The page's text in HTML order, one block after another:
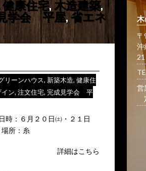
健康住宅,木造建築,
学会 平屋,省エネ
リーンハウス, 新築木造,健康住
イン,注文住宅,完成見学会 平
時：６月２０日㈯・２１日
所：糸
詳細はこちら
〒
沖
営